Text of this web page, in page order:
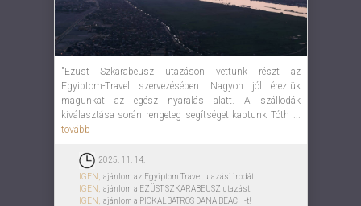
"Ezüst Szkarabeusz utazáson vettünk részt az
Egyiptom-Travel szervezésében. Nagyon jól éreztük
magunkat az egész nyaralás alatt. A szállodák
kiválasztása során rengeteg segítséget kaptunk Tóth ...
tovább
2025. 11. 14.
IGEN,
ajánlom az Egyiptom Travel utazási irodát!
IGEN,
ajánlom a EZÜST SZKARABEUSZ utazást!
IGEN,
ajánlom a PICKALBATROS DANA BEACH-t!